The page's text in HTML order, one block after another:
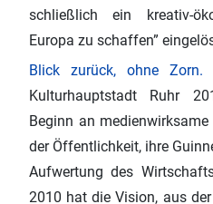
schließlich ein kreativ-
Europa zu schaffen”
Blick zurück, ohne Zorn.
Kulturhauptstadt Ruhr
Beginn an
der Öffentlichkeit, ihre
Aufwertung des
2010 hat die Vision, aus